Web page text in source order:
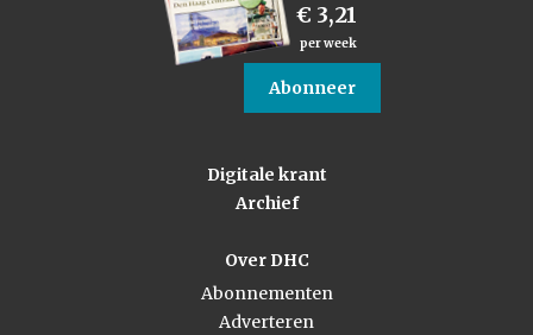
€ 3,21
per week
Abonneer
Digitale krant
Archief
Over DHC
Abonnementen
Adverteren